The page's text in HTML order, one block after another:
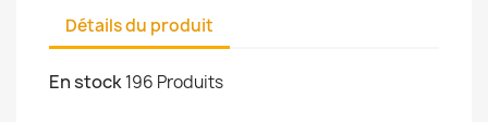
Détails du produit
En stock196 Produits